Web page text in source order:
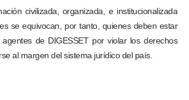
civilizada, organizada, e institucionalizada
se equivocan, por tanto, quienes deben estar
de DIGESSET por violar los derechos
al margen del sistema jurídico del país.